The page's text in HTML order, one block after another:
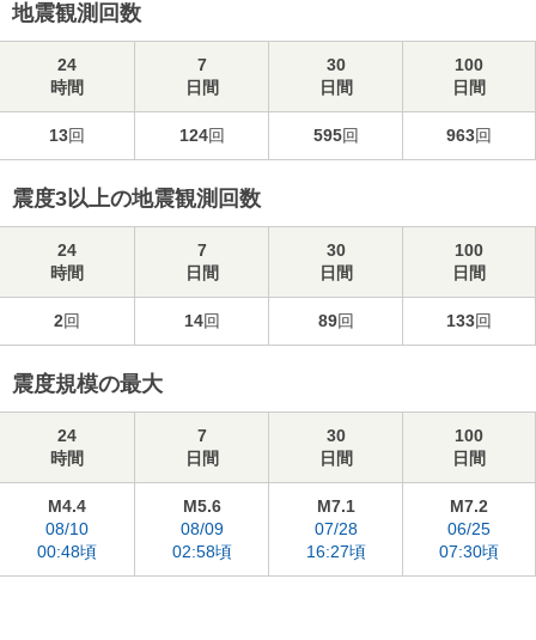
地震観測回数
24
時間
7
日間
30
日間
100
日間
13回 124回 595回 963回
震度3以上の地震観測回数
24
時間
7
日間
30
日間
100
日間
2回 14回 89回 133回
震度規模の最大
24
時間
7
日間
30
日間
100
日間
M4.4
08/10
00:48頃
M5.6
08/09
02:58頃
M7.1
07/28
16:27頃
M7.2
06/25
07:30頃